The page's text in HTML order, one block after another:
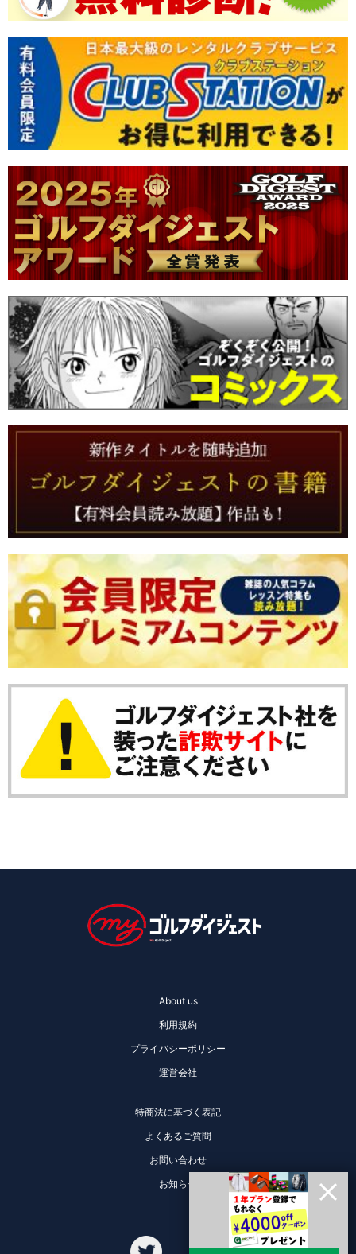
About us
利用規約
プライバシーポリシー
運営会社
特商法に基づく表記
よくあるご質問
お問い合わせ
お知らせ